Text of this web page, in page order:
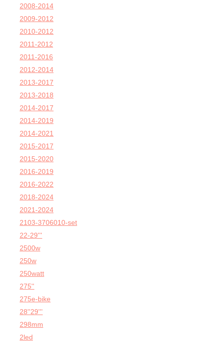
2008-2014
2009-2012
2010-2012
2011-2012
2011-2016
2012-2014
2013-2017
2013-2018
2014-2017
2014-2019
2014-2021
2015-2017
2015-2020
2016-2019
2016-2022
2018-2024
2021-2024
2103-3706010-set
22-29'''
2500w
250w
250watt
275''
275e-bike
28''29'''
298mm
2led